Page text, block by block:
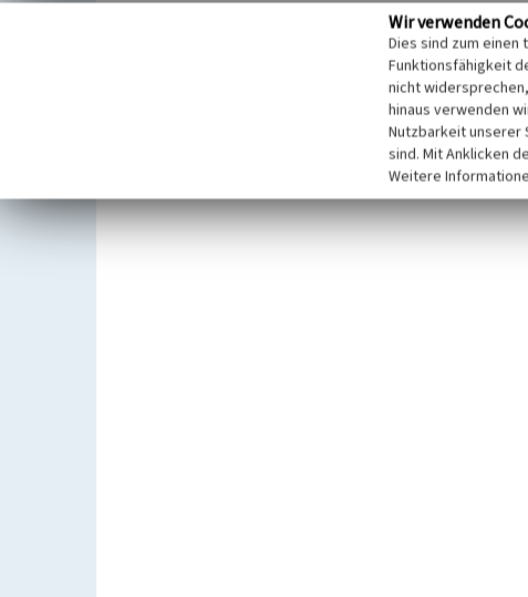
Wir verwenden
Dies sind zum
Funktionsfähigkeit
nicht
hinaus verwenden
Nutzbarkeit unserer
sind. Mit Anklicken
Weitere